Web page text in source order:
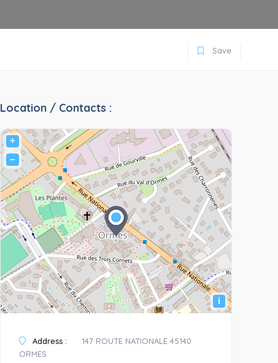
Save
Location / Contacts :
+
−
i
Address :
147 ROUTE NATIONALE 45140
ORMES